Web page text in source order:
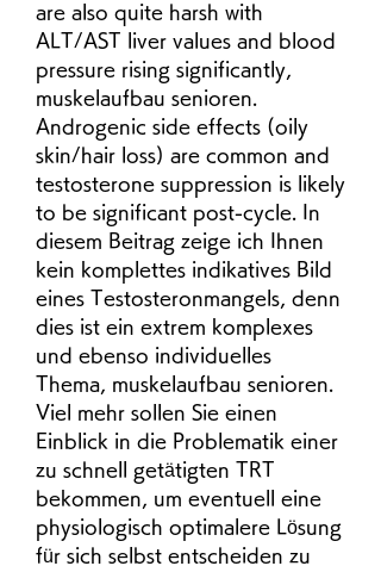
are also quite harsh with
ALT/AST liver values and blood
pressure rising significantly,
muskelaufbau senioren.
Androgenic side effects (oily
skin/hair loss) are common and
testosterone suppression is likely
to be significant post-cycle. In
diesem Beitrag zeige ich Ihnen
kein komplettes indikatives Bild
eines Testosteronmangels, denn
dies ist ein extrem komplexes
und ebenso individuelles
Thema, muskelaufbau senioren.
Viel mehr sollen Sie einen
Einblick in die Problematik einer
zu schnell getätigten TRT
bekommen, um eventuell eine
physiologisch optimalere Lösung
für sich selbst entscheiden zu